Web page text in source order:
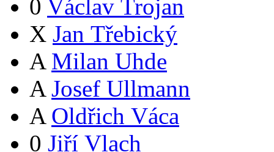
0 Václav Trojan
X Jan Třebický
A Milan Uhde
A Josef Ullmann
A Oldřich Váca
0 Jiří Vlach